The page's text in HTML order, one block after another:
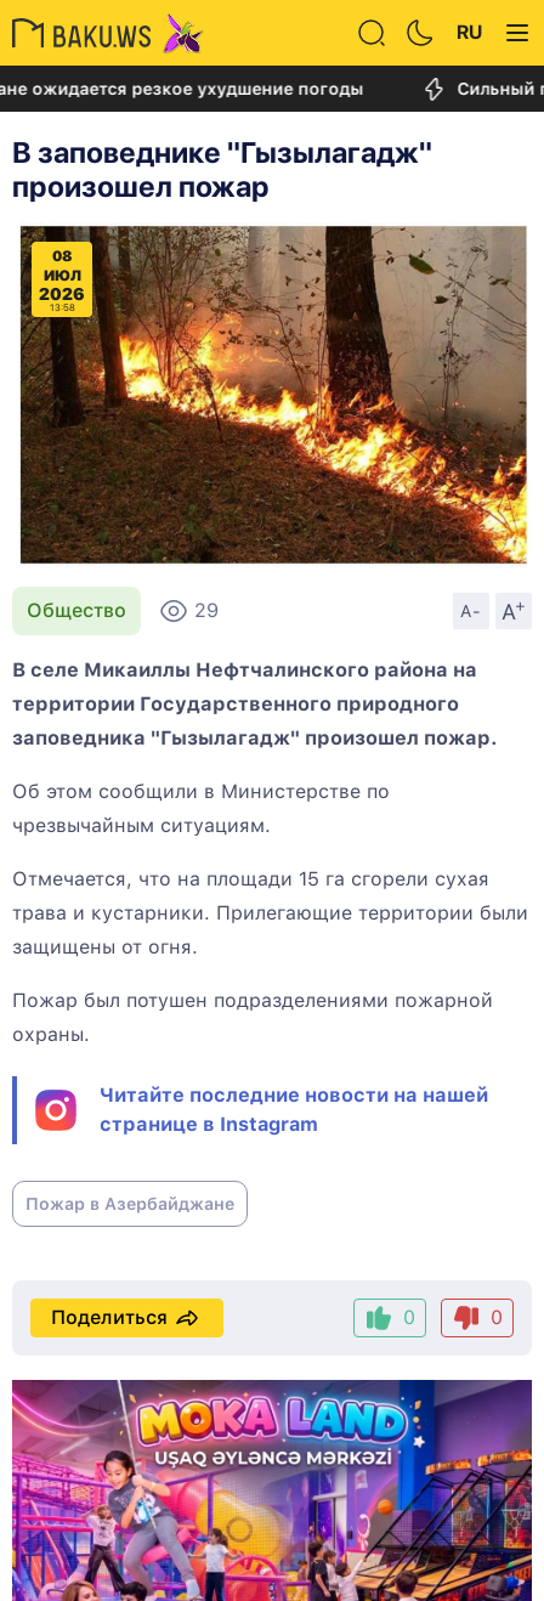
RU
резкое ухудшение погоды Сильный пожар
В заповеднике "Гызылагадж"
произошел пожар
08
ИЮЛ
2026
13:58
Общество 29 A- A
+
В селе Микаиллы Нефтчалинского района на
территории Государственного природного
заповедника "Гызылагадж" произошел пожар.
Об этом сообщили в Министерстве по
чрезвычайным ситуациям.
Отмечается, что на площади 15 га сгорели сухая
трава и кустарники. Прилегающие территории были
защищены от огня.
Пожар был потушен подразделениями пожарной
охраны.
Читайте последние новости на нашей
странице в Instagram
Пожар в Азербайджане
0 0
Поделиться